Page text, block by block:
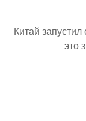
Китай
это